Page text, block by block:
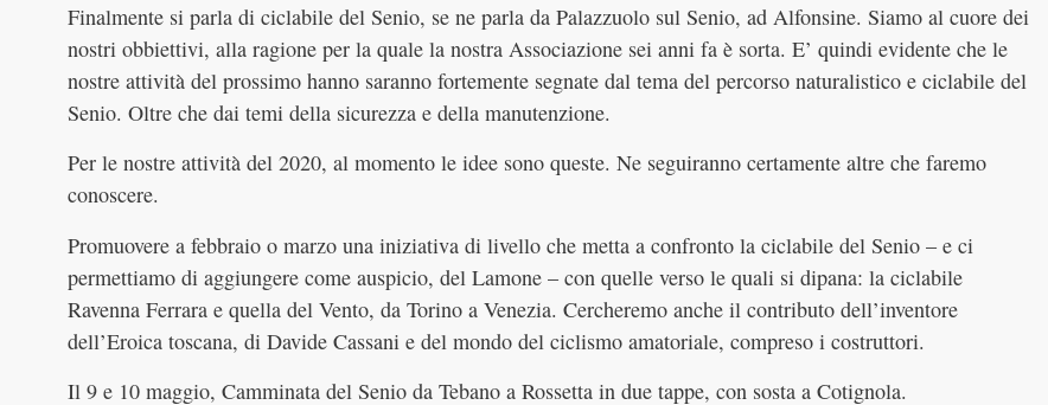
Finalmente si parla di ciclabile del Senio, se ne parla da Palazzuolo sul Senio, ad Alfonsine. Siamo al cuore dei
nostri obbiettivi, alla ragione per la quale la nostra Associazione sei anni fa è sorta. E’ quindi evidente che le
nostre attività del prossimo hanno saranno fortemente segnate dal tema del percorso naturalistico e ciclabile del
Senio. Oltre che dai temi della sicurezza e della manutenzione.
Per le nostre attività del 2020, al momento le idee sono queste. Ne seguiranno certamente altre che faremo
conoscere.
Promuovere a febbraio o marzo una iniziativa di livello che metta a confronto la ciclabile del Senio – e ci
permettiamo di aggiungere come auspicio, del Lamone – con quelle verso le quali si dipana: la ciclabile
Ravenna Ferrara e quella del Vento, da Torino a Venezia. Cercheremo anche il contributo dell’inventore
dell’Eroica toscana, di Davide Cassani e del mondo del ciclismo amatoriale, compreso i costruttori.
Il 9 e 10 maggio, Camminata del Senio da Tebano a Rossetta in due tappe, con sosta a Cotignola.